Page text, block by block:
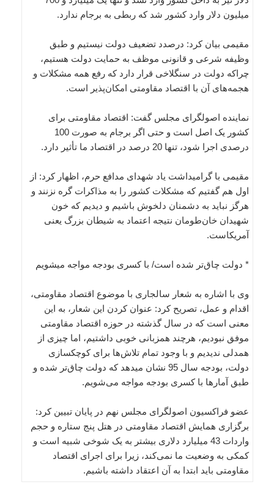
میلیون دلار وارد کشور شد که ربطی به برجام ندارد.
مقیمی بیان کرد: درصدد تضعیف دولت نیستیم و طبق
وظیفه شرعی و قانونی موظف به حمایت دولت هستیم،
چراکه دولت در سنگلاخی قرار دارد که رفع همه مشکلات و
هجمه‌های آن با اقتصاد مقاومتی امکان‌پذیر است.
نماینده اصولگرای مجلس گفت: اقتصاد مقاومتی برای
کشور یک اصل است و حتی اگر برجام به‌ صورت 100
درصدی اجرا شود، تنها 20 درصد در اقتصاد ما تأثیر دارد.
مقیمی با گرامیداشت یاد شهدای مدافع حرم، اظهار کرد: از
اول هم گفتیم که مشکلات کشور را به مذاکرات گره نزنند و
هرگز نباید به دشمنان دلخوش باشیم و دیدیم که خون
شهیدان خان‌طومان نتیجه اعتماد به شیطان بزرگ یعنی
آمریکاست.
* دولت چاق‌تر شده است/ با کسری بودجه مواجه می‎شویم
وی با اشاره به شعار سال‎جاری با موضوع اقتصاد مقاومتی،
اقدام و عمل، تصریح کرد: عنوان کردن این شعار، به این
معنی است که در سال گذشته در حوزه اقتصاد مقاومتی
موفق نبودیم، هرچند همزبانی خوبی داشتیم، اما چیزی از
همدلی ندیدیم و با وجود تمام تلاش‌ها برای کوچک‎سازی
دولت، بودجه سال 95 نشان می‎دهد که دولت چاق‌تر شده و
طبق آمارها با کسری بودجه مواجه می‌شویم.
عضو فراکسیون اصولگرای مجلس نهم در پایان تبیین کرد:
برگزاری همایش اقتصاد مقاومتی در هتل پنج ستاره و حجم
واردات 43 میلیارد دلاری بیشتر به یک شوخی شبیه است و
کمکی به وضعیت ما نمی‌کند، زیرا برای اجرای اقتصاد
مقاومتی باید ابتدا به آن اعتقاد داشته باشیم.